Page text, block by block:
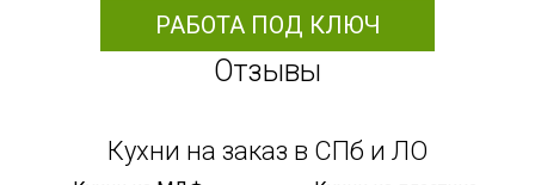
РАБОТА ПОД КЛЮЧ
Отзывы
Кухни на заказ в СПб и ЛО